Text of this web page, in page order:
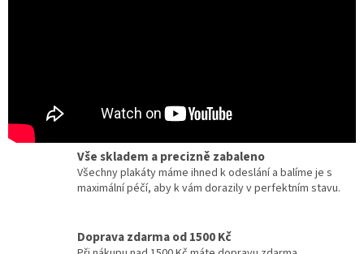
kinematografie a designu.
Vše skladem a precizně zabaleno
Všechny plakáty máme ihned k odeslání a balíme je s
maximální péčí, aby k vám dorazily v perfektním stavu.
Doprava zdarma od 1500 Kč